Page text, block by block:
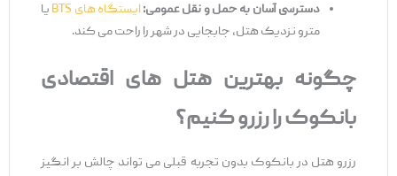
دسترسی آسان به حمل ‌و نقل عمومی:ایستگاه‌ های BTS
یا
مترو نزدیک هتل، جابجایی در شهر را راحت می‌ کند.
چگونه بهترین هتل‌ های اقتصادی
بانکوک را رزرو کنیم؟
رزرو هتل در بانکوک بدون تجربه قبلی می ‌تواند چالش ‌بر انگیز